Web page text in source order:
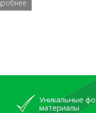
Уникальные
материалы